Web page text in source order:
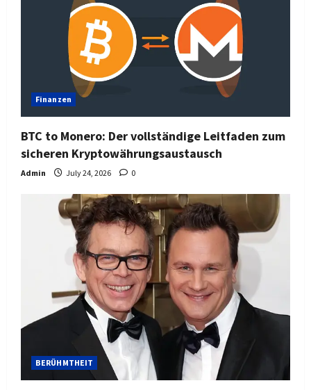
Finanzen
BTC to Monero: Der vollständige Leitfaden zum
sicheren Kryptowährungsaustausch
Admin July 24, 2026 0
BERÜHMTHEIT